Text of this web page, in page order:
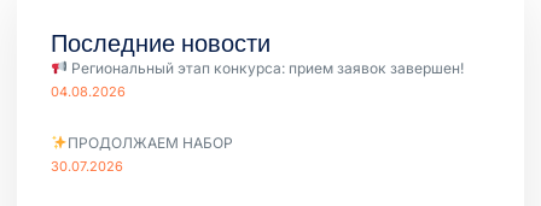
Последние новости
Региональный этап конкурса: прием заявок завершен!
04.08.2026
ПРОДОЛЖАЕМ НАБОР
30.07.2026